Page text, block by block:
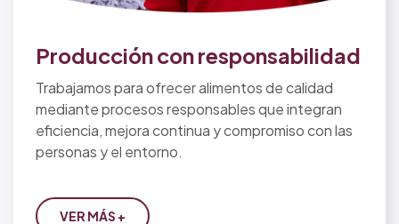
Producción con responsabilidad
Trabajamos para ofrecer alimentos de calidad
mediante procesos responsables que integran
eficiencia, mejora continua y compromiso con las
personas y el entorno.
VER MÁS +